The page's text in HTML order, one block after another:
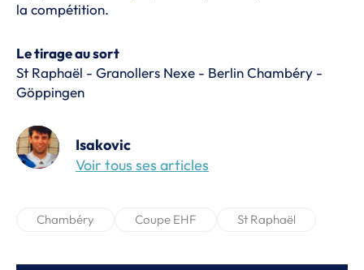
la compétition.
Le tirage au sort
St Raphaël - Granollers Nexe - Berlin Chambéry -
Göppingen
Isakovic
Voir tous ses articles
Chambéry Coupe EHF St Raphaël